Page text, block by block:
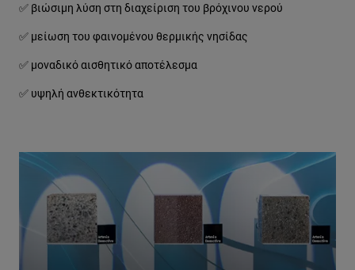
✅ βιώσιμη λύση στη διαχείριση του βρόχινου νερού
✅ μείωση του φαινομένου θερμικής νησίδας
✅ μοναδικό αισθητικό αποτέλεσμα
✅ υψηλή ανθεκτικότητα